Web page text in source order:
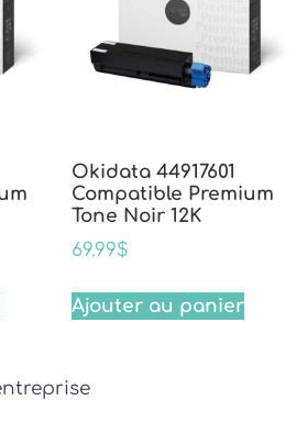
Okidata 44917601
Compatible Premium
Tone Noir 12K
69.99$
Ajouter au panier